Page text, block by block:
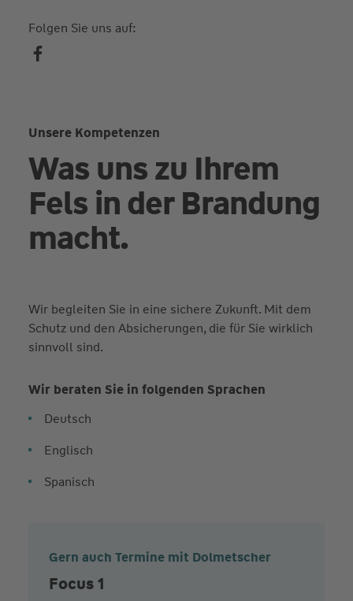
Folgen Sie uns auf:
Unsere Kompetenzen
Was uns zu Ihrem
Fels in der Brandung
macht.
Wir begleiten Sie in eine sichere Zukunft. Mit dem
Schutz und den Absicherungen, die für Sie wirklich
sinnvoll sind.
Wir beraten Sie in folgenden Sprachen
Deutsch
Englisch
Spanisch
Gern auch Termine mit Dolmetscher
Focus 1